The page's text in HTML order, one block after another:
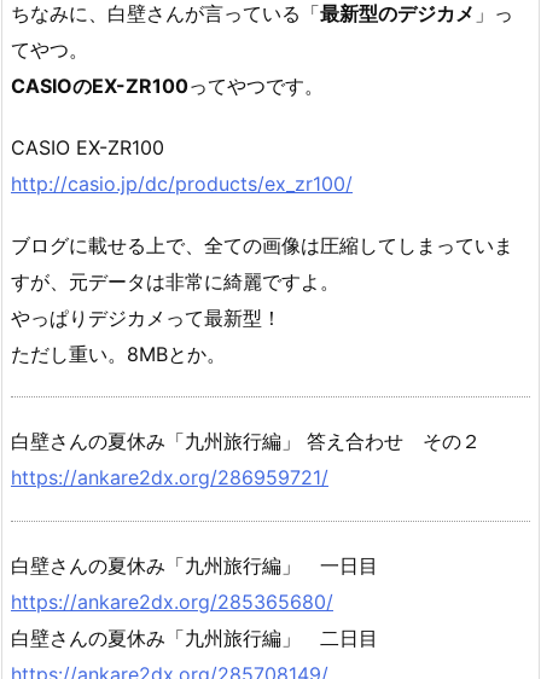
ちなみに、白壁さんが言っている「最新型のデジカメ 」っ
てやつ。
CASIOのEX-ZR100ってやつです。
CASIO EX-ZR100
http://casio.jp/dc/products/ex_zr100/
ブログに載せる上で、全ての画像は圧縮してしまっていま
すが、元データは非常に綺麗ですよ。
やっぱりデジカメって最新型！
ただし重い。8MBとか。
白壁さんの夏休み「九州旅行編」 答え合わせ その２
https://ankare2dx.org/286959721/
白壁さんの夏休み「九州旅行編」 一日目
https://ankare2dx.org/285365680/
白壁さんの夏休み「九州旅行編」 二日目
https://ankare2dx.org/285708149/